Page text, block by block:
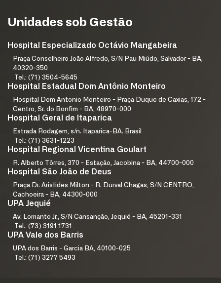
Unidades sob Gestão
Hospital Especializado Octávio Mangabeira
Praça Conselheiro João Alfredo, S/N Pau Miúdo, Salvador - BA,
40320-350
Tel.: (71) 3504-5645
Hospital Estadual Dom Antônio Monteiro
Hospital Dom Antonio Monteiro - Praça Duque de Caxias, 172 -
Centro, Sr. do Bonfim - BA, 48970-000
Hospital Geral de Itaparica
Estrada Rodagem, s/n. Itaparica-BA. Brasil
Tel.: (71) 3631-1223
Hospital Regional Vicentina Goulart
R. Alberto Tôrres, 370 - Estação, Jacobina - BA, 44700-000
Hospital São João de Deus
Praça Dr. Aristides Milton - R. Durval Chagas, S/N CENTRO,
Cachoeira - BA, 44300-000
UPA Jequié
Av. Lomanto Jr., S/N Cansanção, Jequié - BA, 45201-331
Tel.: (73) 3191 1731
UPA Vale dos Barris
UPA dos Barris - Garcia BA, 40100-025
Tel.: (71) 3277 5493